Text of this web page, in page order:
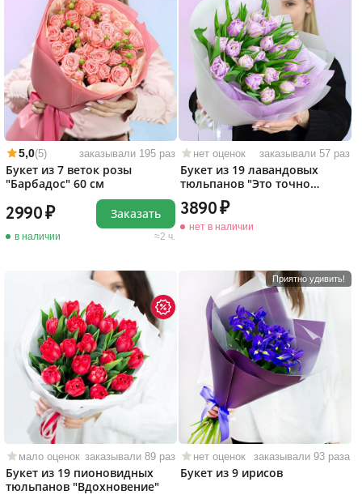
5,0(5) заказывали 195 раз
Букет из 7 веток розы
"Барбадос" 60 см
2990
в наличии 2 ч.
Заказать
нет оценок заказывали 57 раз
Букет из 19 лавандовых
тюльпанов "Это точно
любовь!"
3890
нет в наличии
мало оценок заказывали 89 раз
Букет из 19 пионовидных
тюльпанов "Вдохновение"
Приятно удивить!
нет оценок заказывали 93 раза
Букет из 9 ирисов